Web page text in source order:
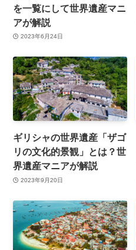
を一覧にして世界遺産マニ
アが解説
2023年6月24日
ギリシャの世界遺産「ザゴ
リの文化的景観」とは？世
界遺産マニアが解説
2023年9月20日